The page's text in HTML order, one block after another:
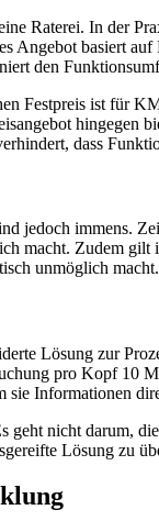
Raterei. In der
Angebot basiert auf
den
Festpreis ist für
hingegen
dass
jedoch immens.
macht. Zudem
unmöglich
Lösung zur
pro Kopf 10
Informationen
nicht darum,
Lösung zu